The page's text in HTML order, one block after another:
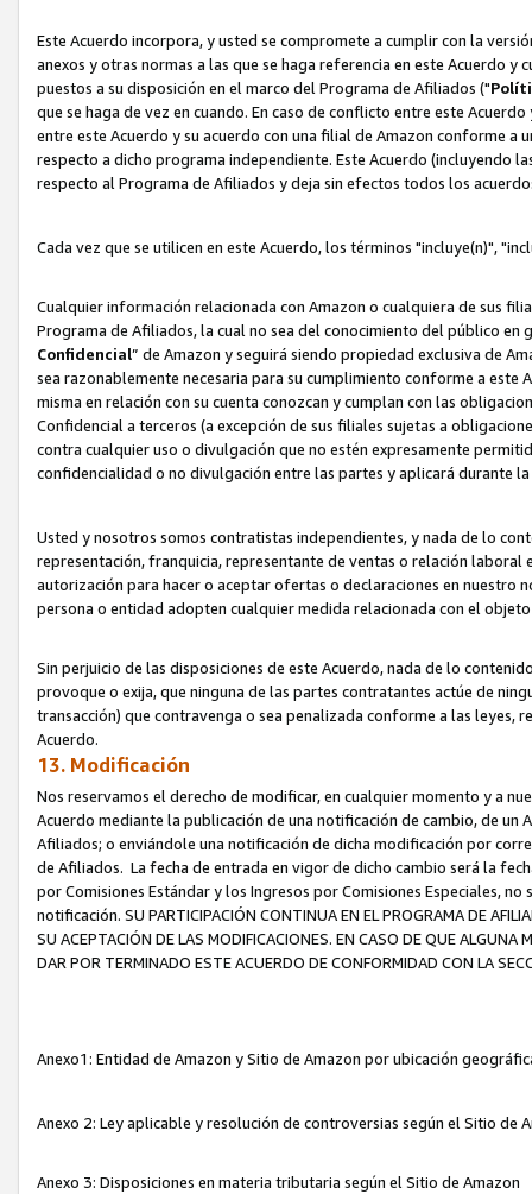
Este Acuerdo incorpora, y usted se compromete a cumplir con la
anexos y otras normas a las que se haga referencia en este Acuerdo
puestos a su disposición en el marco del Programa de Afiliados ("
que se haga de vez en cuando. En caso de conflicto entre este
entre este Acuerdo y su acuerdo con una filial de Amazon conforme
respecto a dicho programa independiente. Este Acuerdo (incluyendo
respecto al Programa de Afiliados y deja sin efectos todos los
Cada vez que se utilicen en este Acuerdo, los términos "incluye(n)",
Cualquier información relacionada con Amazon o cualquiera de sus
Programa de Afiliados, la cual no sea del conocimiento del público
Confidencial” de Amazon y seguirá siendo propiedad exclusiva de
sea razonablemente necesaria para su cumplimiento conforme a
misma en relación con su cuenta conozcan y cumplan con las
Confidencial a terceros (a excepción de sus filiales sujetas a
contra cualquier uso o divulgación que no estén expresamente
confidencialidad o no divulgación entre las partes y aplicará durante
Usted y nosotros somos contratistas independientes, y nada de lo
representación, franquicia, representante de ventas o relación
autorización para hacer o aceptar ofertas o declaraciones en nuestro
persona o entidad adopten cualquier medida relacionada con el
Sin perjuicio de las disposiciones de este Acuerdo, nada de lo
provoque o exija, que ninguna de las partes contratantes actúe de
transacción) que contravenga o sea penalizada conforme a las leyes,
Acuerdo.
13. Modificación
Nos reservamos el derecho de modificar, en cualquier momento y a
Acuerdo mediante la publicación de una notificación de cambio, de
Afiliados; o enviándole una notificación de dicha modificación por
de Afiliados. La fecha de entrada en vigor de dicho cambio será la
por Comisiones Estándar y los Ingresos por Comisiones Especiales,
notificación. SU PARTICIPACIÓN CONTINUA EN EL PROGRAMA DE
SU ACEPTACIÓN DE LAS MODIFICACIONES. EN CASO DE QUE ALGUNA
DAR POR TERMINADO ESTE ACUERDO DE CONFORMIDAD CON LA
Anexo1: Entidad de Amazon y Sitio de Amazon por ubicación
Anexo 2: Ley aplicable y resolución de controversias según el Sitio de
Anexo 3: Disposiciones en materia tributaria según el Sitio de Amazon